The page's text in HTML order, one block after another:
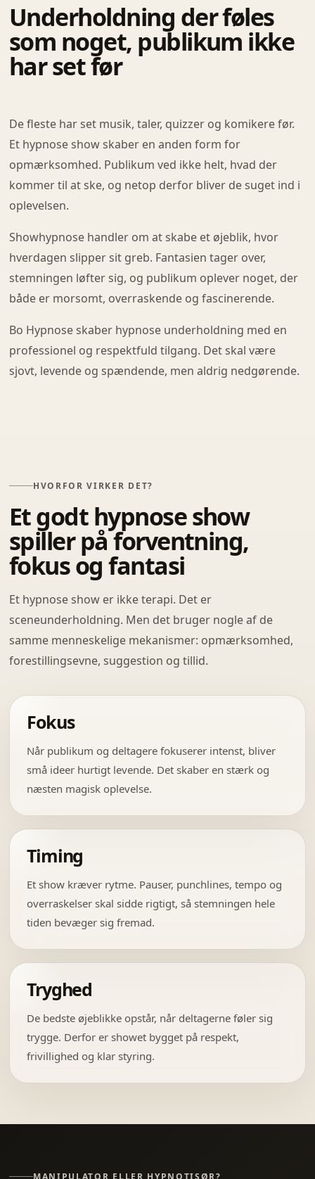
Underholdning der føles
som noget, publikum ikke
har set før
De fleste har set musik, taler, quizzer og komikere før.
Et hypnose show skaber en anden form for
opmærksomhed. Publikum ved ikke helt, hvad der
kommer til at ske, og netop derfor bliver de suget ind i
oplevelsen.
Showhypnose handler om at skabe et øjeblik, hvor
hverdagen slipper sit greb. Fantasien tager over,
stemningen løfter sig, og publikum oplever noget, der
både er morsomt, overraskende og fascinerende.
Bo Hypnose skaber hypnose underholdning med en
professionel og respektfuld tilgang. Det skal være
sjovt, levende og spændende, men aldrig nedgørende.
HVORFOR VIRKER DET?
Et godt hypnose show
spiller på forventning,
fokus og fantasi
Et hypnose show er ikke terapi. Det er
sceneunderholdning. Men det bruger nogle af de
samme menneskelige mekanismer: opmærksomhed,
forestillingsevne, suggestion og tillid.
Fokus
Når publikum og deltagere fokuserer intenst, bliver
små ideer hurtigt levende. Det skaber en stærk og
næsten magisk oplevelse.
Timing
Et show kræver rytme. Pauser, punchlines, tempo og
overraskelser skal sidde rigtigt, så stemningen hele
tiden bevæger sig fremad.
Tryghed
De bedste øjeblikke opstår, når deltagerne føler sig
trygge. Derfor er showet bygget på respekt,
frivillighed og klar styring.
MANIPULATOR ELLER HYPNOTISØR?